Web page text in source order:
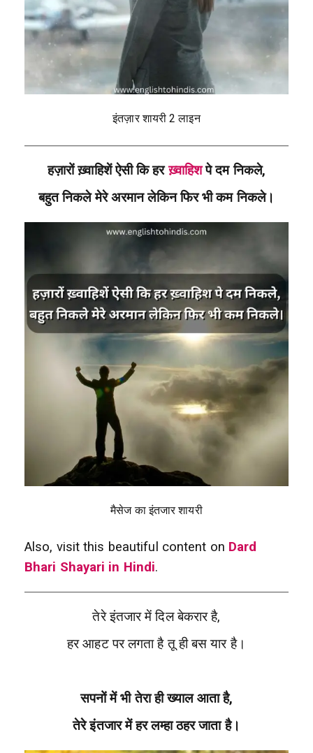
इंतज़ार शायरी 2 लाइन
हज़ारों ख़्वाहिशें ऐसी कि हरख़्वाहिशपे दम निकले,
बहुत निकले मेरे अरमान लेकिन फिर भी कम निकले।
मैसेज का इंतजार शायरी
Also, visit this beautiful content on Dard
Bhari Shayari in Hindi.
तेरे इंतजार में दिल बेकरार है,
हर आहट पर लगता है तू ही बस यार है।
सपनों में भी तेरा ही ख्याल आता है,
तेरे इंतजार में हर लम्हा ठहर जाता है।